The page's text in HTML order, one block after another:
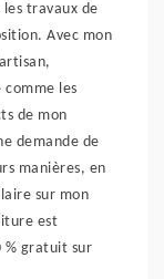
travaux de
Avec mon
les
de mon
demande de
manières, en
sur mon
est
% gratuit sur